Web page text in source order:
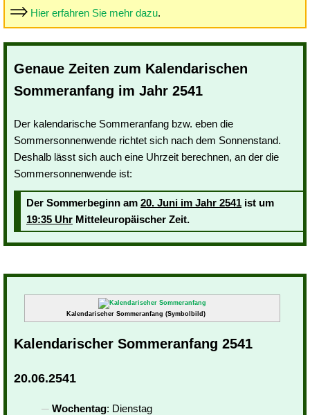
Hier erfahren Sie mehr dazu.
Genaue Zeiten zum Kalendarischen
Sommeranfang im Jahr 2541
Der kalendarische Sommeranfang bzw. eben die
Sommersonnenwende richtet sich nach dem Sonnenstand.
Deshalb lässt sich auch eine Uhrzeit berechnen, an der die
Sommersonnenwende ist:
Der Sommerbeginn am 20. Juni im Jahr 2541 ist um
19:35 Uhr Mitteleuropäischer Zeit.
Kalendarischer Sommeranfang (Symbolbild)
Kalendarischer Sommeranfang 2541
20.06.2541
Wochentag: Dienstag